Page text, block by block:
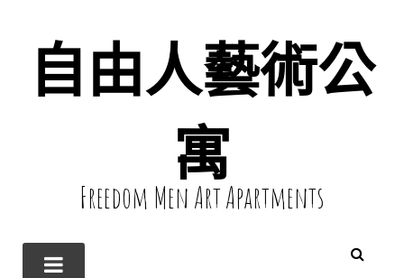
自由人藝術公
寓
Freedom Men Art Apartments